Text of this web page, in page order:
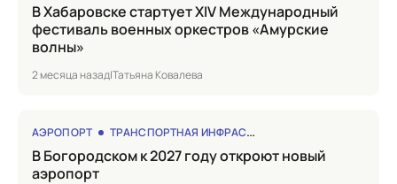
в Хабаровске стартует XIV Международный
фестиваль военных оркестров «Амурские
волны»
2 месяца назад|Татьяна Ковалева
АЭРОПОРТ ТРАНСПОРТНАЯ ИНФРАСТРУКТУРА
в Богородском к 2027 году откроют новый
аэропорт